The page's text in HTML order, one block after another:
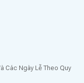
Các Ngày Lễ Theo Quy